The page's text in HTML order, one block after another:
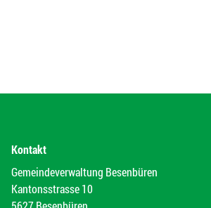
Kontakt
Gemeindeverwaltung Besenbüren
Kantonsstrasse 10